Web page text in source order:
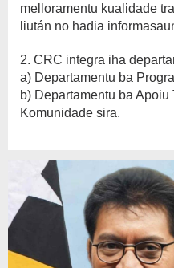
melloramentu kualidade
liután no hadia
2. CRC integra iha
a) Departamentu ba
b) Departamentu ba
Komunidade sira.